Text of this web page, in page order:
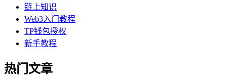
链上知识
Web3入门教程
TP钱包授权
新手教程
热门文章